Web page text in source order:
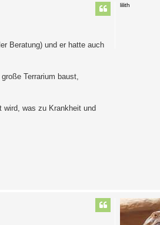
lilith
Beratung) und er hatte auch
Terrarium baust,
wird, was zu Krankheit und